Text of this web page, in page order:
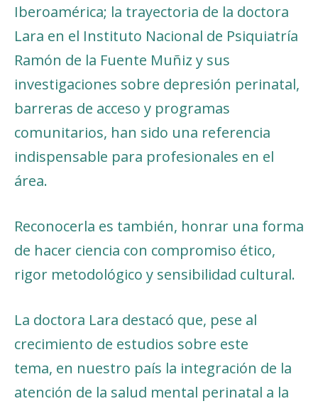
Iberoamérica; la trayectoria de la doctora
Lara en el Instituto Nacional de Psiquiatría
Ramón de la Fuente Muñiz y sus
investigaciones sobre depresión perinatal,
barreras de acceso y programas
comunitarios, han sido una referencia
indispensable para profesionales en el
área.
Reconocerla es también, honrar una forma
de hacer ciencia con compromiso ético,
rigor metodológico y sensibilidad cultural.
La doctora Lara destacó que, pese al
crecimiento de estudios sobre este
tema, en nuestro país la integración de la
atención de la salud mental perinatal a la